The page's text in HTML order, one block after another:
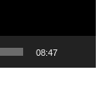
08:47